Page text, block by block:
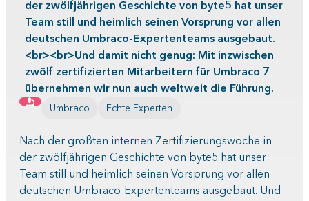
der zwölfjährigen Geschichte von byte5 hat unser
Team still und heimlich seinen Vorsprung vor allen
deutschen Umbraco-Expertenteams ausgebaut.
<br><br>Und damit nicht genug: Mit inzwischen
zwölf zertifizierten Mitarbeitern für Umbraco 7
übernehmen wir nun auch weltweit die Führung.
Umbraco Echte Experten
Nach der größten internen Zertifizierungswoche in
der zwölfjährigen Geschichte von byte5 hat unser
Team still und heimlich seinen Vorsprung vor allen
deutschen Umbraco-Expertenteams ausgebaut. Und